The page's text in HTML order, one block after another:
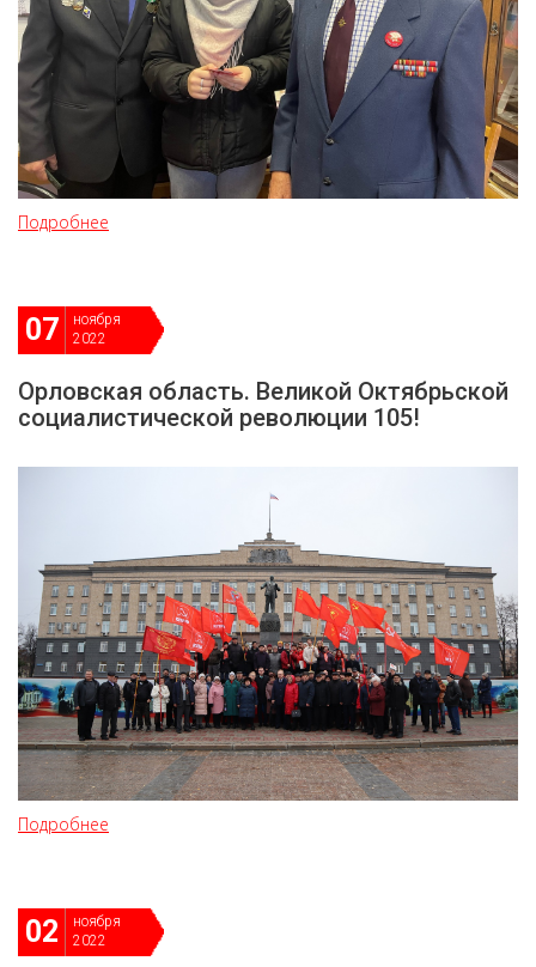
Подробнее
07
ноября
2022
Орловская область. Великой Октябрьской
социалистической революции 105!
Подробнее
02
ноября
2022